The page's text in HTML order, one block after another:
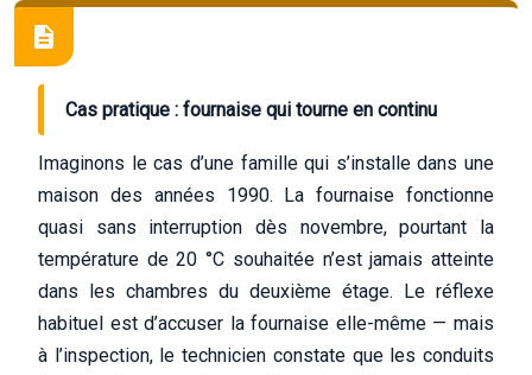
Cas pratique : fournaise qui tourne en continu
Imaginons le cas d’une famille qui s’installe dans une
maison des années 1990. La fournaise fonctionne
quasi sans interruption dès novembre, pourtant la
température de 20 °C souhaitée n’est jamais atteinte
dans les chambres du deuxième étage. Le réflexe
habituel est d’accuser la fournaise elle-même — mais
à l’inspection, le technicien constate que les conduits